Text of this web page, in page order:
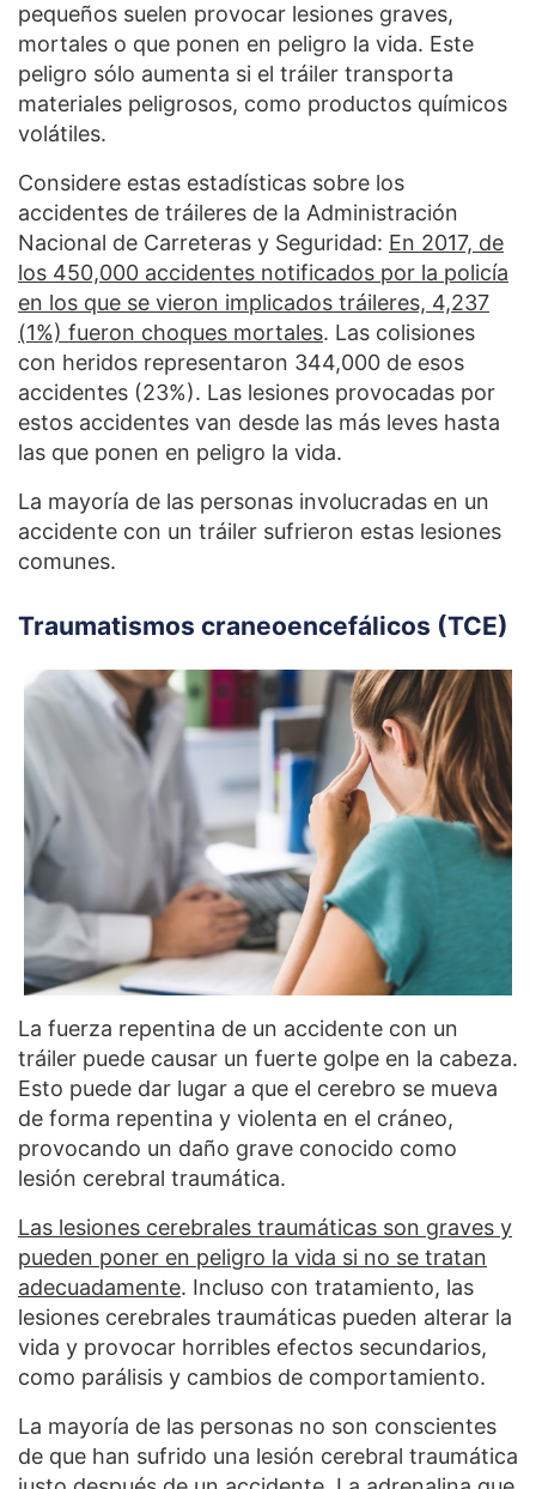
pequeños suelen provocar lesiones graves,
mortales o que ponen en peligro la vida. Este
peligro sólo aumenta si el tráiler transporta
materiales peligrosos, como productos químicos
volátiles.
Considere estas estadísticas sobre los
accidentes de tráileres de la Administración
Nacional de Carreteras y Seguridad: En 2017, de
los 450,000 accidentes notificados por la policía
en los que se vieron implicados tráileres, 4,237
(1%) fueron choques mortales. Las colisiones
con heridos representaron 344,000 de esos
accidentes (23%). Las lesiones provocadas por
estos accidentes van desde las más leves hasta
las que ponen en peligro la vida.
La mayoría de las personas involucradas en un
accidente con un tráiler sufrieron estas lesiones
comunes.
Traumatismos craneoencefálicos (TCE)
La fuerza repentina de un accidente con un
tráiler puede causar un fuerte golpe en la cabeza.
Esto puede dar lugar a que el cerebro se mueva
de forma repentina y violenta en el cráneo,
provocando un daño grave conocido como
lesión cerebral traumática.
Las lesiones cerebrales traumáticas son graves y
pueden poner en peligro la vida si no se tratan
adecuadamente. Incluso con tratamiento, las
lesiones cerebrales traumáticas pueden alterar la
vida y provocar horribles efectos secundarios,
como parálisis y cambios de comportamiento.
La mayoría de las personas no son conscientes
de que han sufrido una lesión cerebral traumática